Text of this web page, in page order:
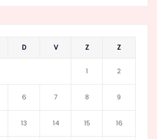
D V Z Z
1 2
6 7 8 9
13 14 15 16